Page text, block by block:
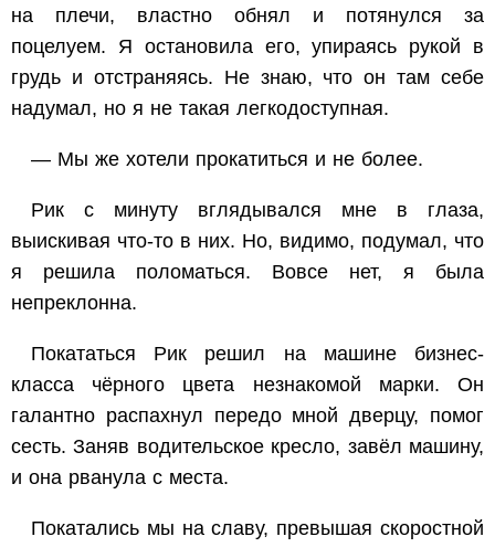
на плечи, властно обнял и потянулся за
поцелуем. Я остановила его, упираясь рукой в
грудь и отстраняясь. Не знаю, что он там себе
надумал, но я не такая легкодоступная.
— Мы же хотели прокатиться и не более.
Рик с минуту вглядывался мне в глаза,
выискивая что-то в них. Но, видимо, подумал, что
я решила поломаться. Вовсе нет, я была
непреклонна.
Покататься Рик решил на машине бизнес-
класса чёрного цвета незнакомой марки. Он
галантно распахнул передо мной дверцу, помог
сесть. Заняв водительское кресло, завёл машину,
и она рванула с места.
Покатались мы на славу, превышая скоростной